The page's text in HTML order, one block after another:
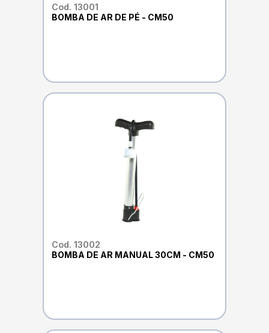
Cod. 13001
BOMBA DE AR DE PÉ - CM50
Cod. 13002
BOMBA DE AR MANUAL 30CM - CM50